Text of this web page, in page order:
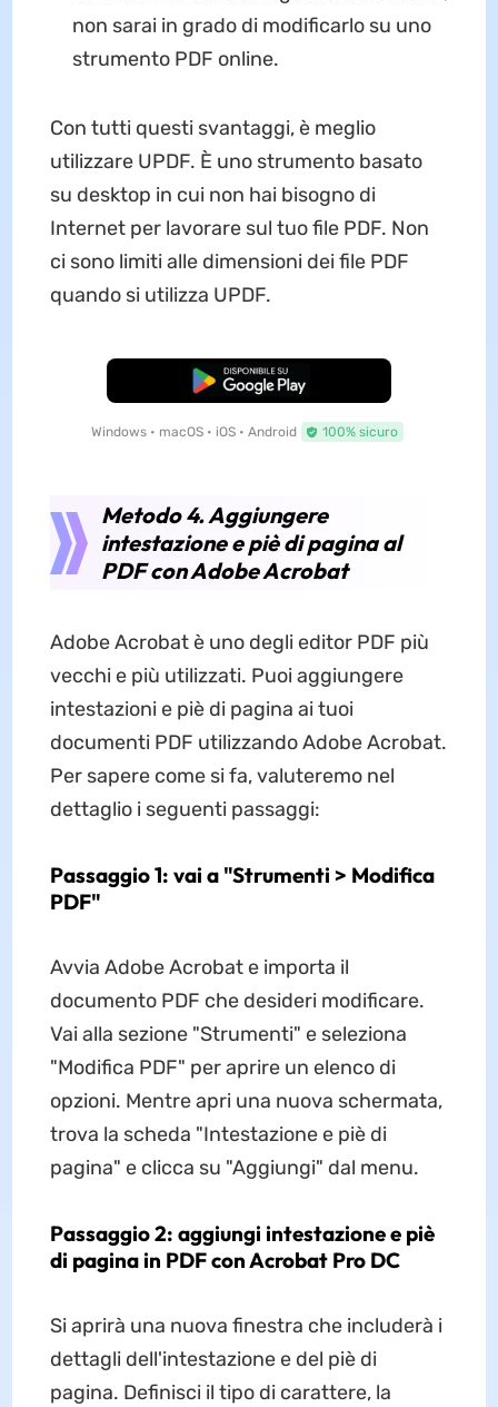
non sarai in grado di modificarlo su uno
strumento PDF online.
Con tutti questi svantaggi, è meglio
utilizzare UPDF. È uno strumento basato
su desktop in cui non hai bisogno di
Internet per lavorare sul tuo file PDF. Non
ci sono limiti alle dimensioni dei file PDF
quando si utilizza UPDF.
Download Gratis
Windows • macOS • iOS • Android 100% sicuro
Metodo 4. Aggiungere
intestazione e piè di pagina al
PDF con Adobe Acrobat
Adobe Acrobat è uno degli editor PDF più
vecchi e più utilizzati. Puoi aggiungere
intestazioni e piè di pagina ai tuoi
documenti PDF utilizzando Adobe Acrobat.
Per sapere come si fa, valuteremo nel
dettaglio i seguenti passaggi:
Passaggio 1: vai a "Strumenti > Modifica
PDF"
Avvia Adobe Acrobat e importa il
documento PDF che desideri modificare.
Vai alla sezione "Strumenti" e seleziona
"Modifica PDF" per aprire un elenco di
opzioni. Mentre apri una nuova schermata,
trova la scheda "Intestazione e piè di
pagina" e clicca su "Aggiungi" dal menu.
Passaggio 2: aggiungi intestazione e piè
di pagina in PDF con Acrobat Pro DC
Si aprirà una nuova finestra che includerà i
dettagli dell'intestazione e del piè di
pagina. Definisci il tipo di carattere, la